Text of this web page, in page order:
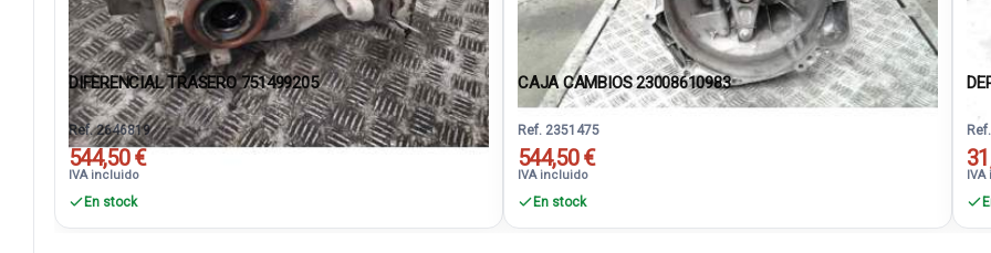
DIFERENCIAL TRASERO 751499205
Ref. 2646819
544,50 €
IVA incluido
En stock
CAJA CAMBIOS 23008610983
Ref. 2351475
544,50 €
IVA incluido
En stock